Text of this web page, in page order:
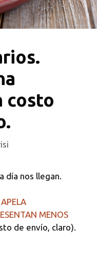
costo
día nos llegan.
APELA
MENOS
de envío, claro).